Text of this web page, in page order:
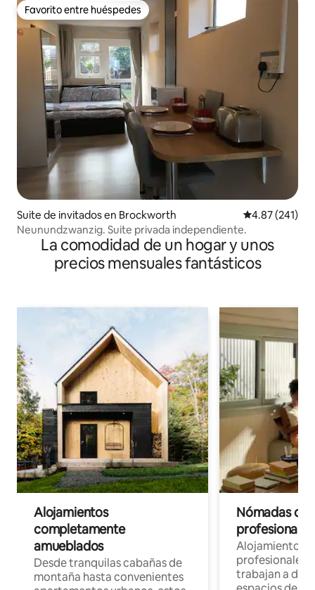
Favorito entre huéspedes
Favorito entre huéspedes
Suite de invitados en Brockworth Calificación
4.87 (241)
Neunundzwanzig. Suite privada independiente.
La comodidad de un hogar y unos
precios mensuales fantásticos
Alojamientos
completamente
amueblados
Desde tranquilas cabañas de
montaña hasta convenientes
Nómadas
Alojamientos
profesionales
trabajan a